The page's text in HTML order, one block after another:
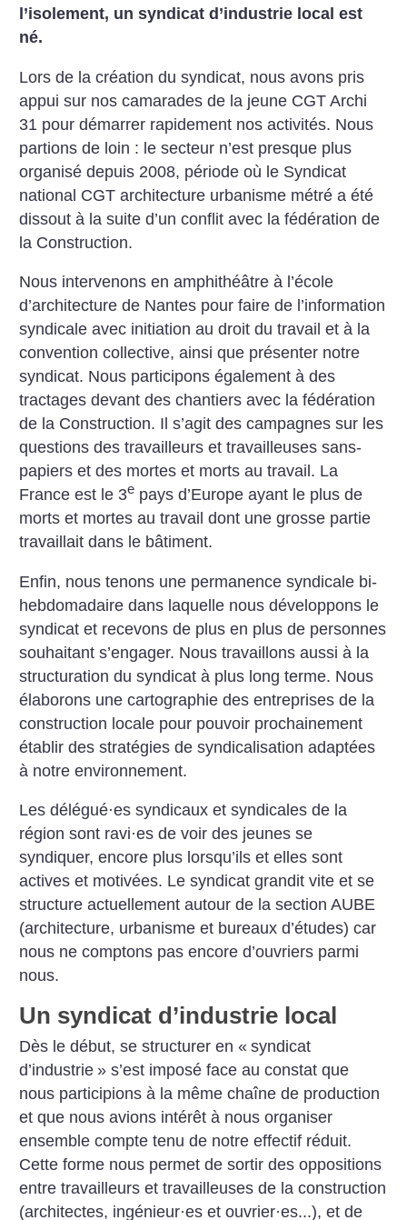
l’isolement, un syndicat d’industrie local est
né.
Lors de la création du syndicat, nous avons pris
appui sur nos camarades de la jeune CGT Archi
31 pour démarrer rapidement nos activités. Nous
partions de loin : le secteur n’est presque plus
organisé depuis 2008, période où le Syndicat
national CGT architecture urbanisme métré a été
dissout à la suite d’un conflit avec la fédération de
la Construction.
Nous intervenons en amphithéâtre à ­l’école
d’architecture de Nantes pour faire de l’information
syndicale avec initiation au droit du travail et à la
convention collective, ainsi que présenter notre
syndicat. Nous participons également à des
tractages devant des chantiers avec la fédération
de la Construction. Il s’agit des campagnes sur les
questions des travailleurs et travailleuses sans-
papiers et des mortes et morts au travail. La
France est le 3e pays d’Europe ayant le plus de
morts et mortes au travail dont une grosse partie
travaillait dans le bâtiment.
Enfin, nous tenons une permanence syndicale bi-
hebdomadaire dans laquelle nous développons le
syndicat et recevons de plus en plus de personnes
souhaitant s’engager. Nous travaillons aussi à la
structuration du syndicat à plus long terme. Nous
élaborons une cartographie des entreprises de la
construction locale pour pouvoir prochainement
établir des stratégies de syndicalisation adaptées
à notre environnement.
Les délégué·es syndicaux et syndicales de la
région sont ravi·es de voir des jeunes se
syndiquer, encore plus lorsqu’ils et elles sont
actives et motivées. Le syndicat grandit vite et se
structure actuellement autour de la section AUBE
(architecture, urbanisme et bureaux d’études) car
nous ne comptons pas encore d’ouvriers parmi
nous.
Un syndicat d’industrie local
Dès le début, se structurer en « syndicat
d’industrie » s’est imposé face au constat que
nous participions à la même chaîne de production
et que nous avions intérêt à nous organiser
ensemble compte tenu de notre effectif réduit.
Cette forme nous permet de sortir des oppositions
entre travailleurs et travailleuses de la construction
(architectes, ingénieur·es et ouvrier·es...), et de